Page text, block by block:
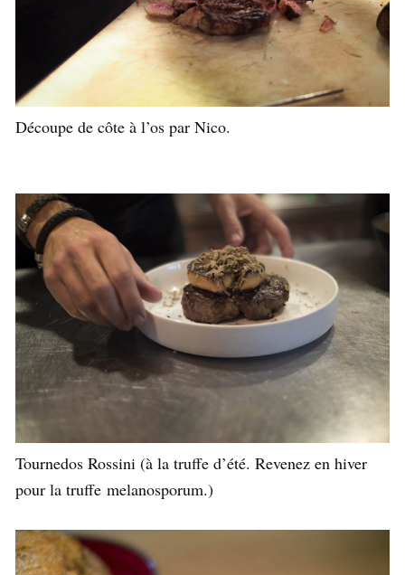
Découpe de côte à l’os par Nico.
Tournedos Rossini (à la truffe d’été. Revenez en hiver
pour la truffe melanosporum.)